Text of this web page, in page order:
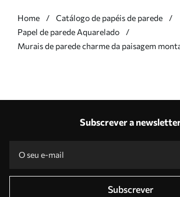
Home
Catálogo de papéis de parede
Papel de parede Aquarelado
Murais de parede charme da paisagem
Subscrever a
Subscrever